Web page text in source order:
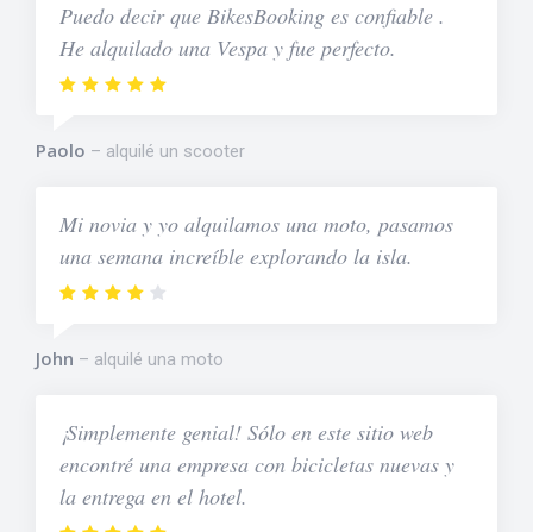
Puedo decir que BikesBooking es confiable .
He alquilado una Vespa y fue perfecto.
Paolo alquilé un scooter
Mi novia y yo alquilamos una moto, pasamos
una semana increíble explorando la isla.
John alquilé una moto
¡Simplemente genial! Sólo en este sitio web
encontré una empresa con bicicletas nuevas y
la entrega en el hotel.